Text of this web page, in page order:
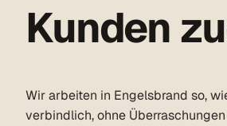
Kunden
Wir arbeiten in Engelsbrand so,
verbindlich, ohne